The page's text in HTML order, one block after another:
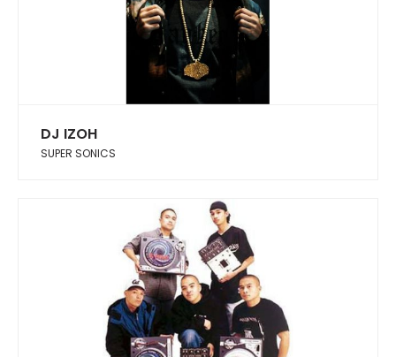
DJ IZOH
SUPER SONICS